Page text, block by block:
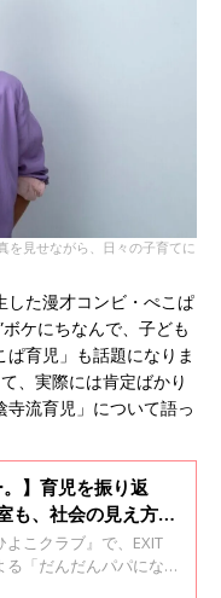
を見せながら、日々の子育てに
した漫才コンビ・ぺこぱ
ケにちなんで、子ども
育児」も話題になりま
、実際には肯定ばかり
流育児」について語っ
。】育児を振り返
も、社会の見え方が
か言えないモヤモ
よこクラブ』で、EXIT
る「だんだんパパになっ